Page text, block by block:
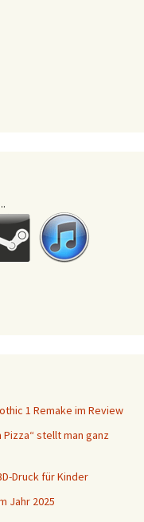
1 Remake im Review
Pizza“ stellt man ganz
Druck für Kinder
Jahr 2025